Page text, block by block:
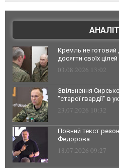
Кремль не готовий
досягти своїх
03.08.2026 13:02
Звільнення
"старої гвардії" в
23.07.2026 10:32
Повний текст
Федорова
18.07.2026 09:27